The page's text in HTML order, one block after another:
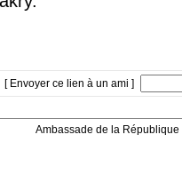
[ Envoyer ce lien à un ami ]
Ambassade de la